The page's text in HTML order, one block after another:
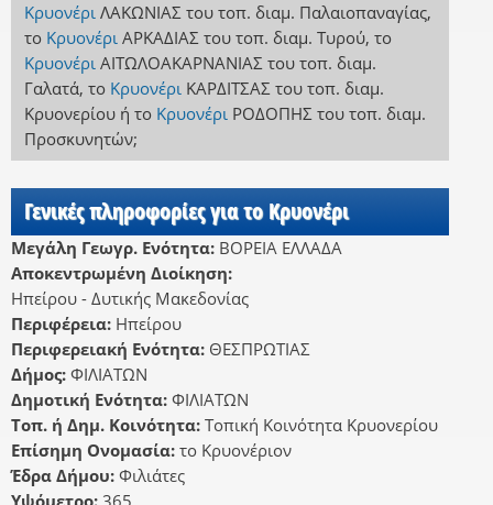
Κρυονέρι ΛΑΚΩΝΙΑΣ του τοπ. διαμ. Παλαιοπαναγίας,
το Κρυονέρι ΑΡΚΑΔΙΑΣ του τοπ. διαμ. Τυρού, το
Κρυονέρι ΑΙΤΩΛΟΑΚΑΡΝΑΝΙΑΣ του τοπ. διαμ.
Γαλατά, το Κρυονέρι ΚΑΡΔΙΤΣΑΣ του τοπ. διαμ.
Κρυονερίουή το Κρυονέρι ΡΟΔΟΠΗΣ του τοπ. διαμ.
Προσκυνητών;
Γενικές πληροφορίες για το Κρυονέρι
Μεγάλη Γεωγρ. Ενότητα: ΒΟΡΕΙΑ ΕΛΛΑΔΑ
Αποκεντρωμένη Διοίκηση:
Ηπείρου - Δυτικής Μακεδονίας
Περιφέρεια: Ηπείρου
Περιφερειακή Ενότητα: ΘΕΣΠΡΩΤΙΑΣ
Δήμος: ΦΙΛΙΑΤΩΝ
Δημοτική Ενότητα: ΦΙΛΙΑΤΩΝ
Τοπ. ή Δημ. Κοινότητα: Τοπική Κοινότητα Κρυονερίου
Επίσημη Ονομασία: το Κρυονέριον
Έδρα Δήμου: Φιλιάτες